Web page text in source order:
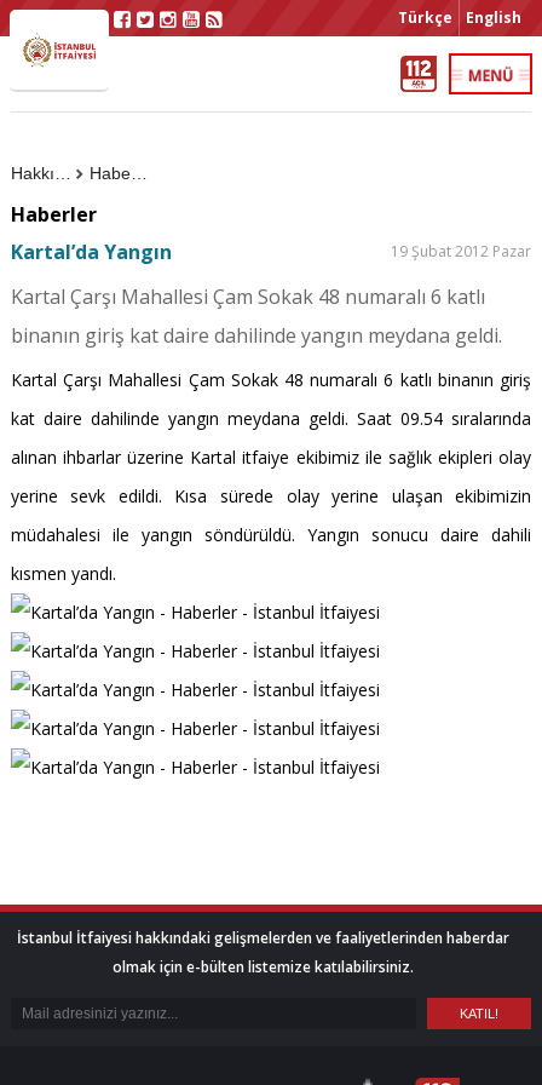
Türkçe English
Haberler
Haberler
Kartal’da Yangın
19 Şubat 2012 Pazar
Kartal Çarşı Mahallesi Çam Sokak 48 numaralı 6 katlı
binanın giriş kat daire dahilinde yangın meydana geldi.
Kartal Çarşı Mahallesi Çam Sokak 48 numaralı 6 katlı binanın giriş
kat daire dahilinde yangın meydana geldi. Saat 09.54 sıralarında
alınan ihbarlar üzerine Kartal itfaiye ekibimiz ile sağlık ekipleri olay
yerine sevk edildi. Kısa sürede olay yerine ulaşan ekibimizin
müdahalesi ile yangın söndürüldü. Yangın sonucu daire dahili
kısmen yandı.
İstanbul İtfaiyesi hakkındaki gelişmelerden ve faaliyetlerinden haberdar
olmak için e-bülten listemize katılabilirsiniz.